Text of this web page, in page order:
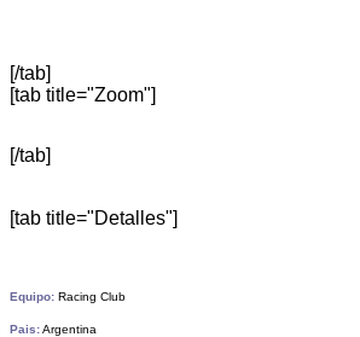
[/tab]
[tab title="Zoom"]
[/tab]
[tab title="Detalles"]
Equipo: Racing Club
Pais:Argentina